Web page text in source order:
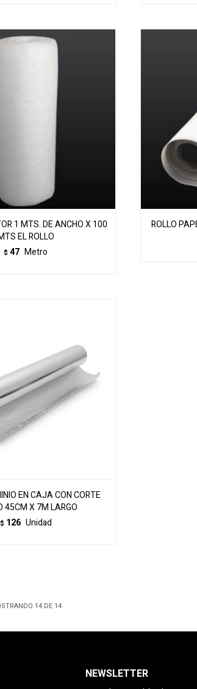
1 MTS. DE ANCHO X 100
EL ROLLO
$ 47 Metro
ROLLO
EN CAJA CON CORTE
45CM X 7M LARGO
$ 126 Unidad
14DE 14
NEWSLETTER